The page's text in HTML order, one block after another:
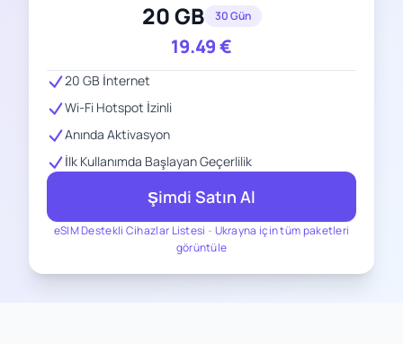
20 GB 30 Gün
19.49€
eSIM Destekli Cihazlar Listesi - Ukrayna için tüm paketleri
görüntüle
20 GB İnternet
Wi-Fi Hotspot İzinli
Anında Aktivasyon
İlk Kullanımda Başlayan Geçerlilik
Şimdi Satın Al